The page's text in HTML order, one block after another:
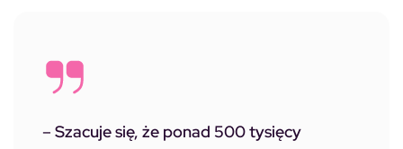
– Szacuje się, że ponad 500 tysięcy